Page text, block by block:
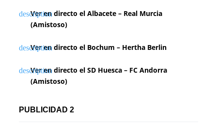
Ver en directo el Albacete – Real Murcia
(Amistoso)
Ver en directo el Bochum – Hertha Berlin
Ver en directo el SD Huesca – FC Andorra
(Amistoso)
PUBLICIDAD 2